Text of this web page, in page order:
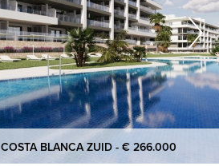
COSTA BLANCA ZUID - € 266.000